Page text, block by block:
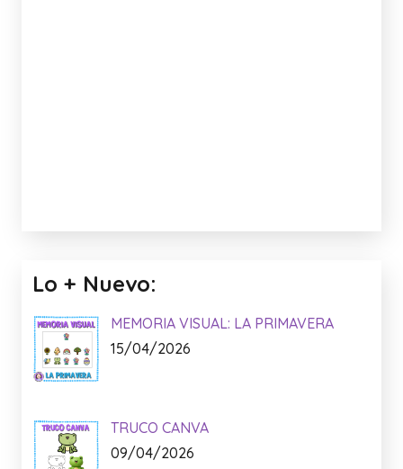
Lo + Nuevo:
MEMORIA VISUAL: LA PRIMAVERA
15/04/2026
TRUCO CANVA
09/04/2026